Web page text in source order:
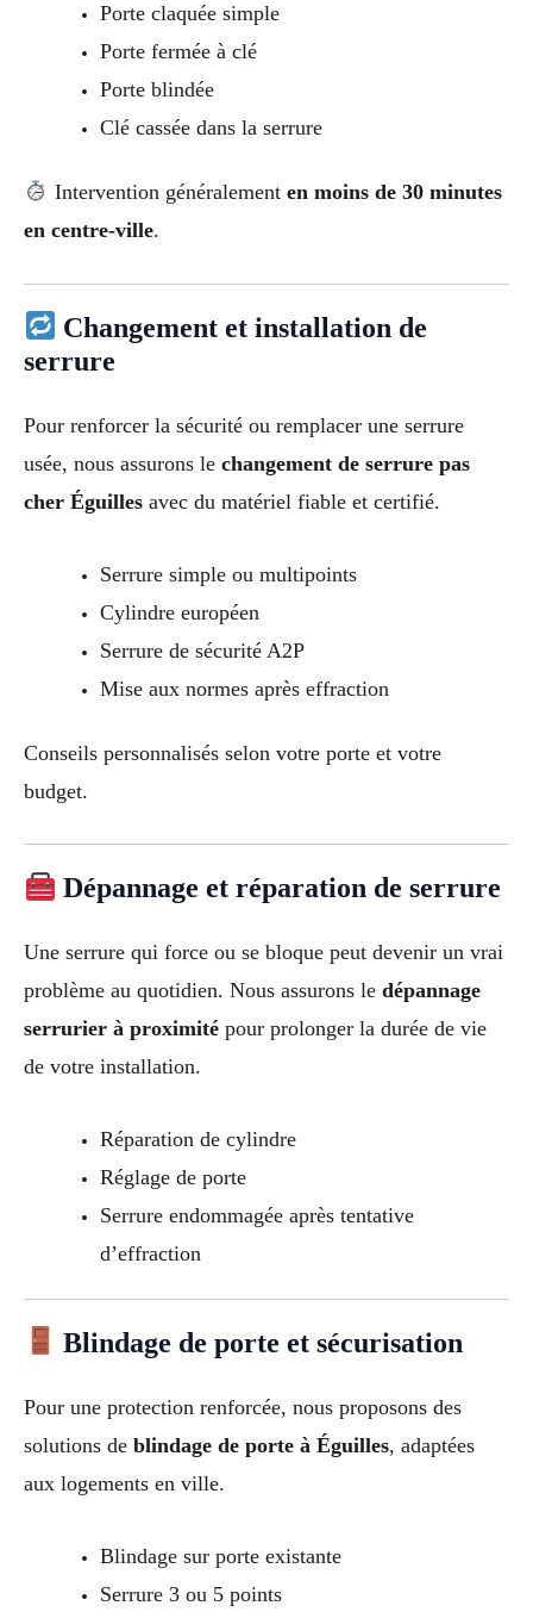
Porte claquée simple
Porte fermée à clé
Porte blindée
Clé cassée dans la serrure
Intervention généralement en moins de 30 minutes
en centre-ville.
Changement et installation de
serrure
Pour renforcer la sécurité ou remplacer une serrure
usée, nous assurons le changement de serrure pas
cher Éguilles avec du matériel fiable et certifié.
Serrure simple ou multipoints
Cylindre européen
Serrure de sécurité A2P
Mise aux normes après effraction
Conseils personnalisés selon votre porte et votre
budget.
Dépannage et réparation de serrure
Une serrure qui force ou se bloque peut devenir un vrai
problème au quotidien. Nous assurons le dépannage
serrurier à proximité pour prolonger la durée de vie
de votre installation.
Réparation de cylindre
Réglage de porte
Serrure endommagée après tentative
d’effraction
Blindage de porte et sécurisation
Pour une protection renforcée, nous proposons des
solutions de blindage de porte à Éguilles, adaptées
aux logements en ville.
Blindage sur porte existante
Serrure 3 ou 5 points